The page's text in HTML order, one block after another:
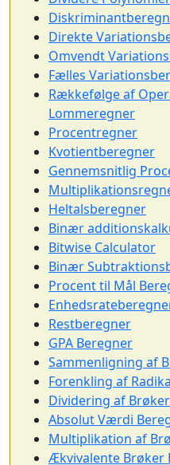
Direkte
Omvendt
Fælles
Rækkefølge af
Lommeregner
Procentregner
Kvotientberegner
Gennemsnitlig
Heltalsberegner
Binær
Bitwise Calculator
Binær
Procent til Mål
Restberegner
GPA Beregner
Sammenligning af
Forenkling af
Dividering af
Absolut Værdi
Multiplikation af
Ækvivalente Brøker